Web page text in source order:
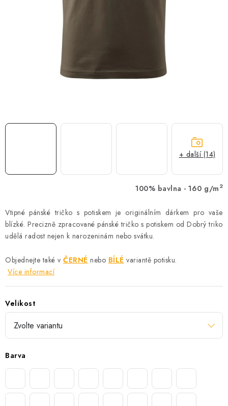
PROVIZNÍ SYSTÉM
100% bavlna - 160 g/m 2
Vtipné pánské tričko s potiskem je originálním dárkem pro vaše
blízké. Precizně zpracované pánské tričko s potiskem od Dobrý triko
udělá radost nejen k narozeninám nebo svátku.
Objednejte také v ČERNÉ nebo BÍLÉ variantě potisku.
Více informací
Velikost
Barva
+ další (14)